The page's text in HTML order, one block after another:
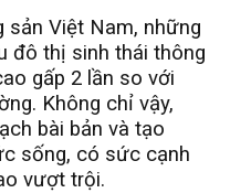
sản Việt Nam, những
đô thị sinh thái thông
gấp 2 lần so với
Không chỉ vậy,
bài bản và tạo
sống, có sức cạnh
vượt trội.